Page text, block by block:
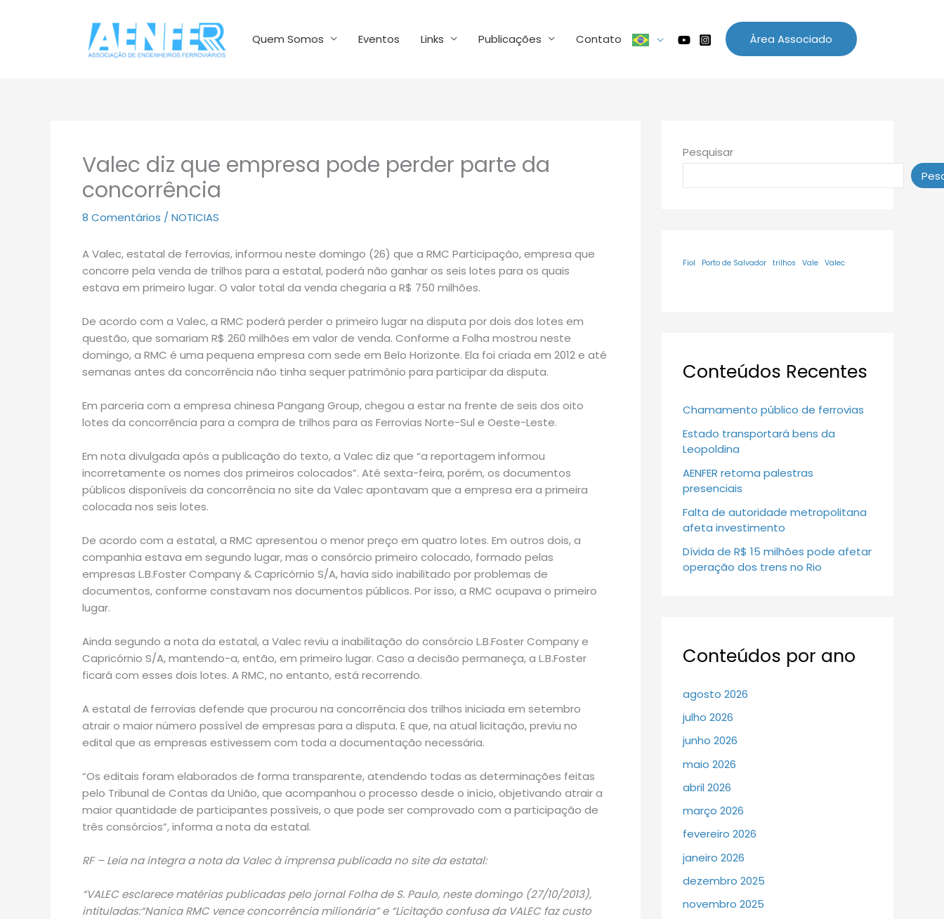
Quem Somos Eventos Links Publicações Contato Área Associado
Valec diz que empresa pode perder parte da
concorrência
8 Comentários / NOTICIAS
A Valec, estatal de ferrovias, informou neste domingo (26) que a RMC Participação, empresa que
concorre pela venda de trilhos para a estatal, poderá não ganhar os seis lotes para os quais
estava em primeiro lugar. O valor total da venda chegaria a R$ 750 milhões.
De acordo com a Valec, a RMC poderá perder o primeiro lugar na disputa por dois dos lotes em
questão, que somariam R$ 260 milhões em valor de venda. Conforme a Folha mostrou neste
domingo, a RMC é uma pequena empresa com sede em Belo Horizonte. Ela foi criada em 2012 e até
semanas antes da concorrência não tinha sequer patrimônio para participar da disputa.
Em parceria com a empresa chinesa Pangang Group, chegou a estar na frente de seis dos oito
lotes da concorrência para a compra de trilhos para as Ferrovias Norte-Sul e Oeste-Leste.
Em nota divulgada após a publicação do texto, a Valec diz que “a reportagem informou
incorretamente os nomes dos primeiros colocados”. Até sexta-feira, porém, os documentos
públicos disponíveis da concorrência no site da Valec apontavam que a empresa era a primeira
colocada nos seis lotes.
De acordo com a estatal, a RMC apresentou o menor preço em quatro lotes. Em outros dois, a
companhia estava em segundo lugar, mas o consórcio primeiro colocado, formado pelas
empresas L.B.Foster Company & Capricórnio S/A, havia sido inabilitado por problemas de
documentos, conforme constavam nos documentos públicos. Por isso, a RMC ocupava o primeiro
lugar.
Ainda segundo a nota da estatal, a Valec reviu a inabilitação do consórcio L.B.Foster Company e
Capricórnio S/A, mantendo-a, então, em primeiro lugar. Caso a decisão permaneça, a L.B.Foster
ficará com esses dois lotes. A RMC, no entanto, está recorrendo.
A estatal de ferrovias defende que procurou na concorrência dos trilhos iniciada em setembro
atrair o maior número possível de empresas para a disputa. E que, na atual licitação, previu no
edital que as empresas estivessem com toda a documentação necessária.
“Os editais foram elaborados de forma transparente, atendendo todas as determinações feitas
pelo Tribunal de Contas da União, que acompanhou o processo desde o início, objetivando atrair a
maior quantidade de participantes possíveis, o que pode ser comprovado com a participação de
três consórcios”, informa a nota da estatal.
RF – Leia na íntegra a nota da Valec à imprensa publicada no site da estatal:
“VALEC esclarece matérias publicadas pelo jornal Folha de S. Paulo, neste domingo (27/10/2013),
intituladas:“Nanica RMC vence concorrência milionária” e “Licitação confusa da VALEC faz custo
Pesquisar
Fiol Porto de Salvador trilhos Vale Valec
Conteúdos Recentes
Chamamento público de ferrovias
Estado transportará bens da
Leopoldina
AENFER retoma palestras
presenciais
Falta de autoridade metropolitana
afeta investimento
Dívida de R$ 15 milhões pode afetar
operação dos trens no Rio
Conteúdos por ano
agosto 2026
julho 2026
junho 2026
maio 2026
abril 2026
março 2026
fevereiro 2026
janeiro 2026
dezembro 2025
novembro 2025